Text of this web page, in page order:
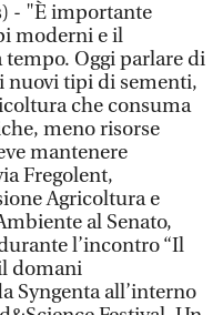
- "È importante
moderni e il
tempo. Oggi parlare di
nuovi tipi di sementi,
che consuma
meno risorse
mantenere
Fregolent,
Agricoltura e
al Senato,
l’incontro “Il
domani
Syngenta all’interno